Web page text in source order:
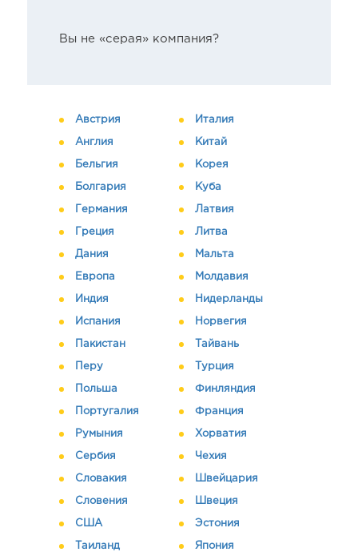
Вы не «серая» компания?
Австрия
Англия
Бельгия
Болгария
Германия
Греция
Дания
Европа
Индия
Испания
Италия
Китай
Корея
Куба
Латвия
Литва
Мальта
Молдавия
Нидерланды
Норвегия
Пакистан
Перу
Польша
Португалия
Румыния
Сербия
Словакия
Словения
США
Таиланд
Тайвань
Турция
Финляндия
Франция
Хорватия
Чехия
Швейцария
Швеция
Эстония
Япония